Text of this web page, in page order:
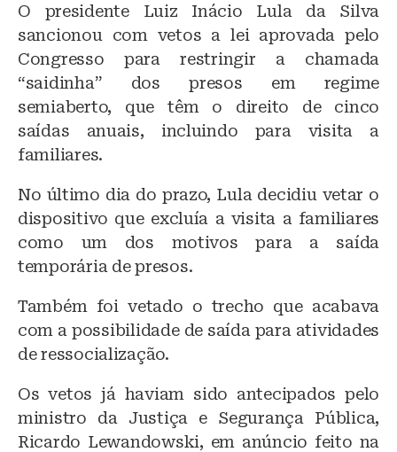
e
s
k
y
c
e
b
o
o
at
s
A
p
p
O presidente Luiz Inácio Lula da Silva
sancionou com vetos a lei aprovada pelo
Congresso para restringir a chamada
“saidinha” dos presos em regime
semiaberto, que têm o direito de cinco
saídas anuais, incluindo para visita a
familiares.
No último dia do prazo, Lula decidiu vetar o
dispositivo que excluía a visita a familiares
como um dos motivos para a saída
temporária de presos.
Também foi vetado o trecho que acabava
com a possibilidade de saída para atividades
de ressocialização.
Os vetos já haviam sido antecipados pelo
ministro da Justiça e Segurança Pública,
Ricardo Lewandowski, em anúncio feito na